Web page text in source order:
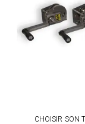
CHOISIR SON